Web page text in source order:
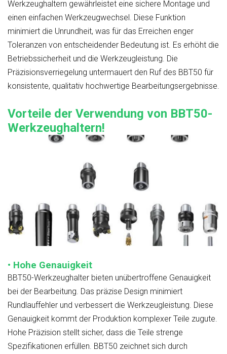
Werkzeughaltern gewährleistet eine sichere Montage und
einen einfachen Werkzeugwechsel. Diese Funktion
minimiert die Unrundheit, was für das Erreichen enger
Toleranzen von entscheidender Bedeutung ist. Es erhöht die
Betriebssicherheit und die Werkzeugleistung. Die
Präzisionsverriegelung untermauert den Ruf des BBT50 für
konsistente, qualitativ hochwertige Bearbeitungsergebnisse.
Vorteile der Verwendung von BBT50-
Werkzeughaltern!
• Hohe Genauigkeit
BBT50-Werkzeughalter bieten unübertroffene Genauigkeit
bei der Bearbeitung. Das präzise Design minimiert
Rundlauffehler und verbessert die Werkzeugleistung. Diese
Genauigkeit kommt der Produktion komplexer Teile zugute.
Hohe Präzision stellt sicher, dass die Teile strenge
Spezifikationen erfüllen. BBT50 zeichnet sich durch